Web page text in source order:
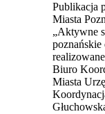
Publikacja
Miasta
„Aktywne
Biuro
Miasta